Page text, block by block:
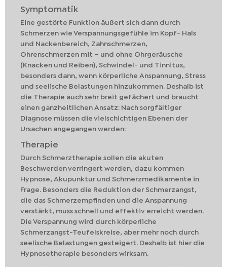
Symptomatik
Eine gestörte Funktion äußert sich dann durch
Schmerzen wie Verspannungsgefühle im Kopf- Hals
und Nackenbereich, Zahnschmerzen,
Ohrenschmerzen mit – und ohne Ohrgeräusche
(Knacken und Reiben), Schwindel- und Tinnitus,
besonders dann, wenn körperliche Anspannung, Stress
und seelische Belastungen hinzukommen. Deshalb ist
die Therapie auch sehr breit gefächert und braucht
einen ganzheitlichen Ansatz: Nach sorgfältiger
Diagnose müssen die vielschichtigen Ebenen der
Ursachen angegangen werden:
Therapie
Durch Schmerztherapie sollen die akuten
Beschwerden verringert werden, dazu kommen
Hypnose, Akupunktur und Schmerzmedikamente in
Frage. Besonders die Reduktion der Schmerzangst,
die das Schmerzempfinden und die Anspannung
verstärkt, muss schnell und effektiv erreicht werden.
Die Verspannung wird durch körperliche
Schmerzangst-Teufelskreise, aber mehr noch durch
seelische Belastungen gesteigert. Deshalb ist hier die
Hypnosetherapie besonders wirksam.